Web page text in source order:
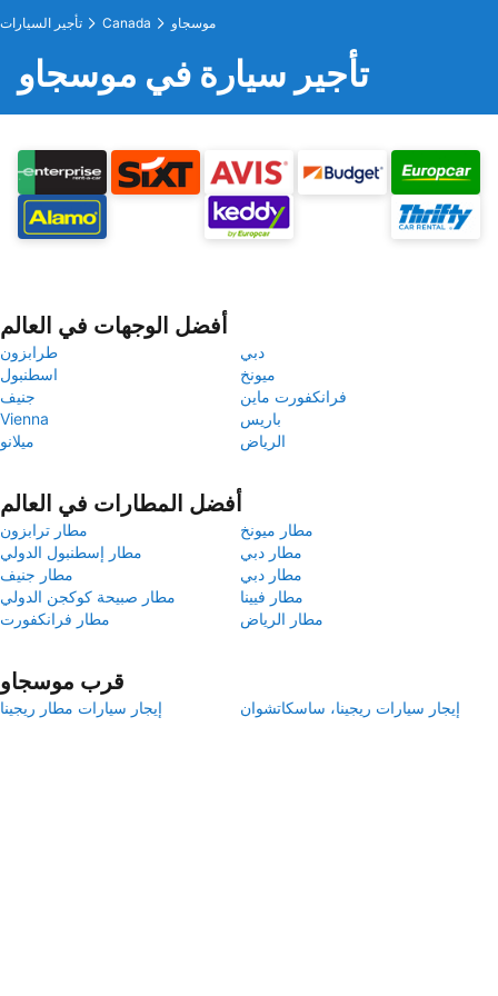
تأجير السيارات Canada موسجاو
تأجير سيارة في موسجاو
أفضل الوجهات في العالم
طرابزون
دبي
اسطنبول
ميونخ
جنيف
فرانكفورت ماين
Vienna
باريس
ميلانو
الرياض
أفضل المطارات في العالم
مطار ترابزون
مطار ميونخ
مطار إسطنبول الدولي
مطار دبي
مطار جنيف
مطار دبي
مطار صبيحة كوكجن الدولي
مطار فيينا
مطار فرانكفورت
مطار الرياض
قرب موسجاو
إيجار سيارات مطار ريجينا إيجار سيارات ريجينا، ساسكاتشوان